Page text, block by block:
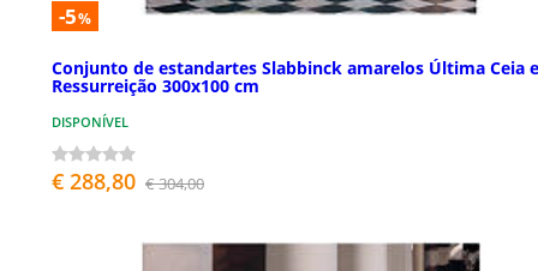
-5%
Conjunto de estandartes Slabbinck amarelos Última Ceia e
Ressurreição 300x100 cm
DISPONÍVEL
€ 288,80 € 304,00